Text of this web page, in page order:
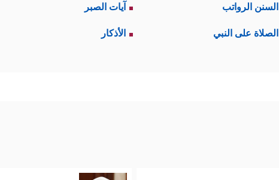
السنن الرواتب آيات الصبر
الصلاة على النبي الأذكار